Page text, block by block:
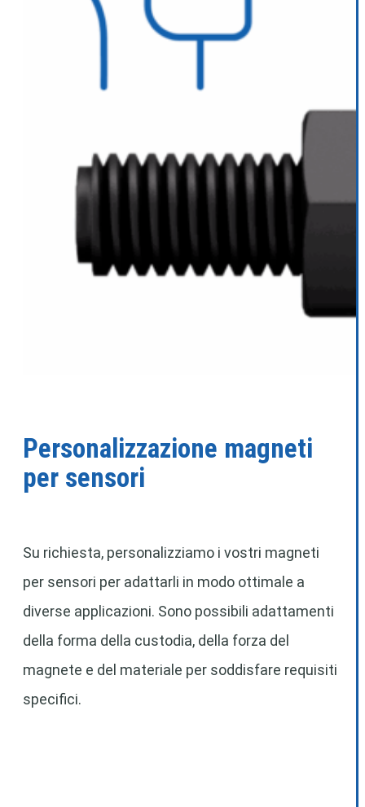
Personalizzazione magneti
per sensori
Su richiesta, personalizziamo i vostri magneti
per sensori per adattarli in modo ottimale a
diverse applicazioni. Sono possibili adattamenti
della forma della custodia, della forza del
magnete e del materiale per soddisfare requisiti
specifici.